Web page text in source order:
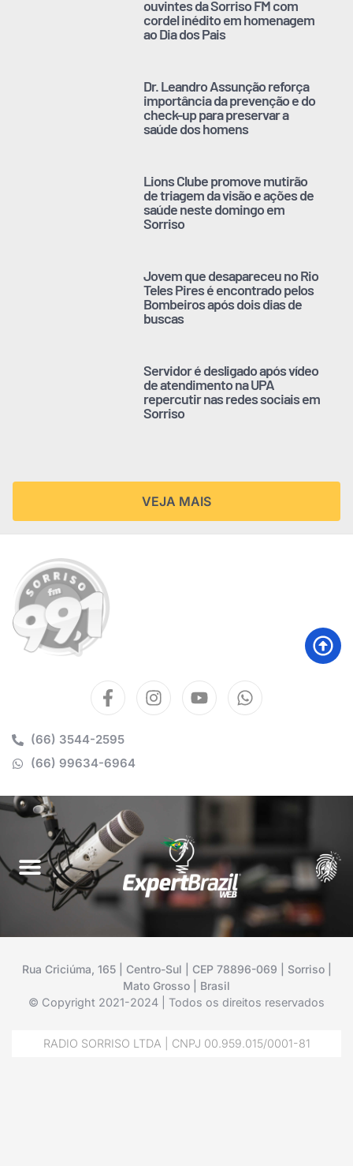
ouvintes da Sorriso FM com
cordel inédito em homenagem
ao Dia dos Pais
Dr. Leandro Assunção reforça
importância da prevenção e do
check-up para preservar a
saúde dos homens
Lions Clube promove mutirão
de triagem da visão e ações de
saúde neste domingo em
Sorriso
Jovem que desapareceu no Rio
Teles Pires é encontrado pelos
Bombeiros após dois dias de
buscas
Servidor é desligado após vídeo
de atendimento na UPA
repercutir nas redes sociais em
Sorriso
VEJA MAIS
(66) 3544-2595
(66) 99634-6964
Rua Criciúma, 165 | Centro-Sul | CEP 78896-069 | Sorriso |
Mato Grosso | Brasil
© Copyright 2021-2024 | Todos os direitos reservados
RADIO SORRISO LTDA | CNPJ 00.959.015/0001-81